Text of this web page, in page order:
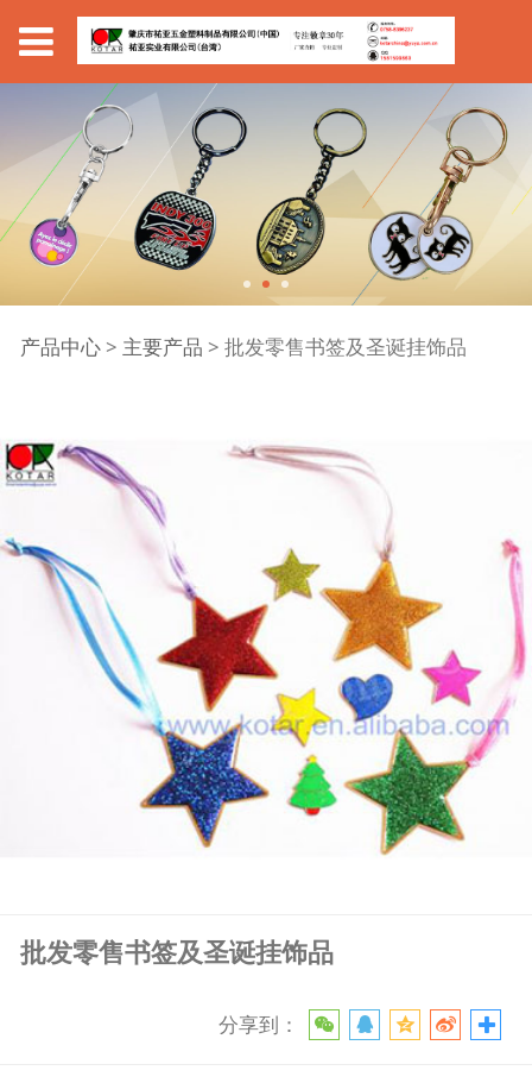
批发零售书签及圣诞挂
饰品
产品中心> 主要产品 > 批发零售书签及圣诞挂饰品
批发零售书签及圣诞挂饰品
分享到：